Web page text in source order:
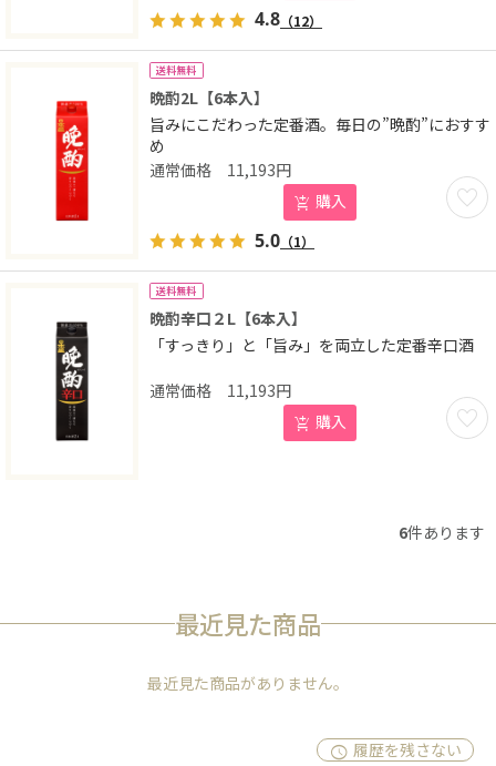
4.8 （12）
送料無料
晩酌2L【6本入】
旨みにこだわった定番酒。毎日の”晩酌”におすす
め
お気
11,193円
購入
5.0 （1）
送料無料
晩酌辛口２L【6本入】
「すっきり」と「旨み」を両立した定番辛口酒
お気
11,193円
購入
6件あります
最近見た商品
最近見た商品がありません。
履歴を残さない